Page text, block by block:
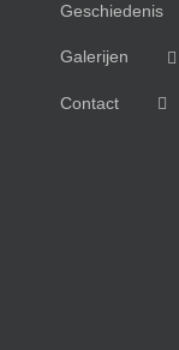
Geschiedenis
Galerijen
Contact